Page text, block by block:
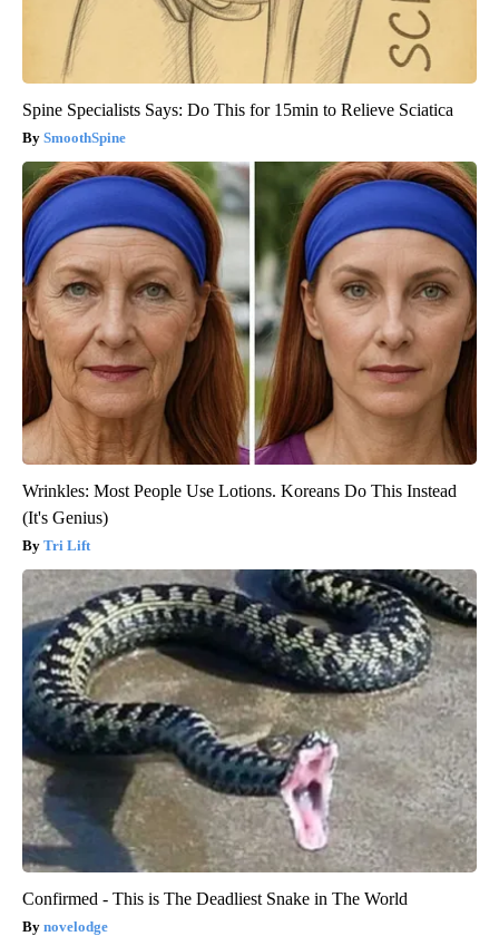
Spine Specialists Says: Do This for 15min to Relieve Sciatica
SmoothSpine
Wrinkles: Most People Use Lotions. Koreans Do This Instead
(It's Genius)
Tri Lift
Confirmed - This is The Deadliest Snake in The World
novelodge